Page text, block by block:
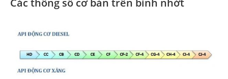
Các thông số cơ bản trên bình nhớt